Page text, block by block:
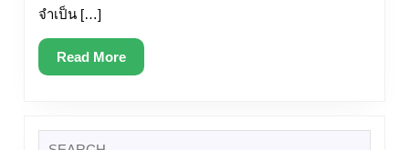
จำเป็น […]
Read MoreRead
More